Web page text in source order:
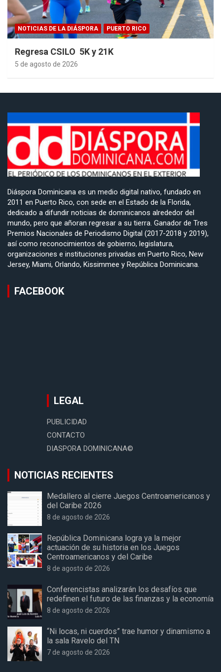
NOTICIAS DE LA DIÁSPORA PUERTO RICO
Regresa CSILO 5K y 21K
5 de agosto de 2026
Diáspora Dominicana es un medio digital nativo, fundado en
2011 en Puerto Rico, con sede en el Estado de la Florida,
dedicado a difundir noticias de dominicanos alrededor del
mundo, pero que añoran regresar a su tierra. Ganador de Tres
Premios Nacionales de Periodismo Digital (2017-2018 y 2019),
así como reconocimientos de gobierno, legislatura,
organizaciones e instituciones privadas en Puerto Rico, New
Jersey, Miami, Orlando, Kissimmee y República Dominicana.
FACEBOOK
LEGAL
PUBLICIDAD
CONTACTO
DIASPORA DOMINICANA©
NOTICIAS RECIENTES
Medallero al cierre Juegos Centroamericanos y
del Caribe 2026
8 de agosto de 2026
República Dominicana logra ya la mejor
actuación de su historia en los Juegos
Centroamericanos y del Caribe
8 de agosto de 2026
Conferencistas analizarán los desafíos que
redefinen el futuro de las finanzas y la economía
8 de agosto de 2026
“Ni locas, ni cuerdos” trae humor y dinamismo a
la sala Ravelo del TN
7 de agosto de 2026